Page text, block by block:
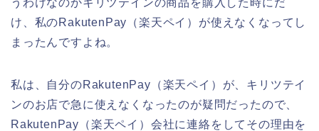
け、私のRakutenPay（楽天ペイ）が使えなくなってし
まったんですよね。
私は、自分のRakutenPay（楽天ペイ）が、キリツテイ
ンのお店で急に使えなくなったのが疑問だったので、
RakutenPay（楽天ペイ）会社に連絡をしてその理由を